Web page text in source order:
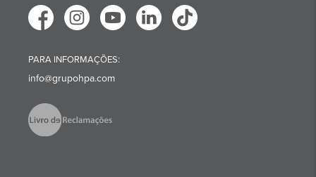
PARA INFORMAÇÕES:
info@grupohpa.com